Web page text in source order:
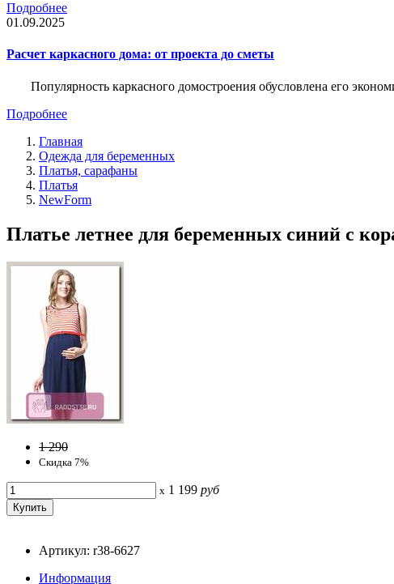
Подробнее
01.09.2025
Расчет каркасного дома: от проекта до сметы
Популярность каркасного домостроения обусловлена его
Подробнее
Главная
Одежда для беременных
Платья, сарафаны
Платья
NewForm
Платье летнее для беременных синий с
1 290
Скидка 7%
x 1 199 руб
Артикул: r38-6627
Информация